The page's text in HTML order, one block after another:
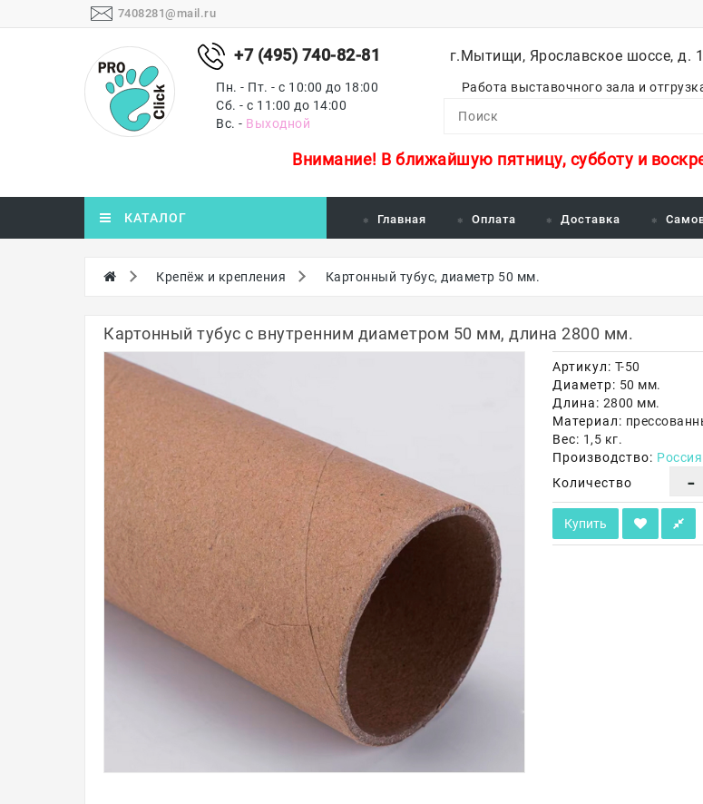
7408281@mail.ru
+7 (495) 740-82-81
Пн. - Пт. - с 10:00 до 18:00
Сб. - с 11:00 до 14:00
Вс. - Выходной
г.Мытищи, Ярославское шоссе, д.
Работа выставочного зала и
Внимание! В ближайшую пятницу, субботу и
КАТАЛОГ Главная Оплата Доставка
Крепёж и крепления Картонный тубус, диаметр 50 мм.
Картонный тубус с внутренним диаметром 50 мм, длина 2800 мм.
Артикул: Т-50
Диаметр: 50 мм.
Длина: 2800 мм.
Материал:
Вес: 1,5 кг.
Производство: Россия
Количество
Купить